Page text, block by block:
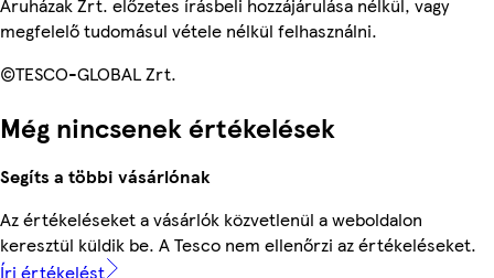
megfelelő tudomásul vétele nélkül felhasználni.
©TESCO-GLOBAL Zrt.
Még nincsenek értékelések
Segíts a többi vásárlónak
Az értékeléseket a vásárlók közvetlenül a weboldalon
keresztül küldik be. A Tesco nem ellenőrzi az értékeléseket.
Írj értékelést